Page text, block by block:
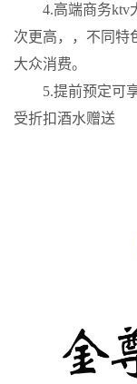
4.高端商务ktv
次更高，，不同特
大众消费。
5.提前预定可
受折扣酒水赠送